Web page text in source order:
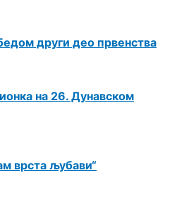
други део првенства
на 26. Дунавском
врста љубави“